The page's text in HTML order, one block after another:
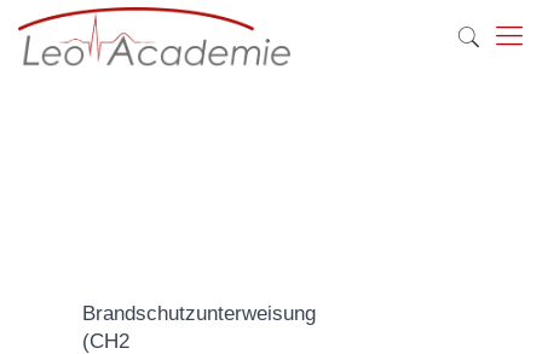
Brandschutzunterweisung
(CH2